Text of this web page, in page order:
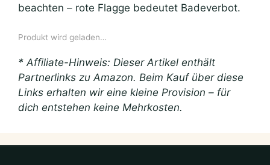
beachten – rote Flagge bedeutet Badeverbot.
Produkt wird geladen…
* Affiliate-Hinweis: Dieser Artikel enthält
Partnerlinks zu Amazon. Beim Kauf über diese
Links erhalten wir eine kleine Provision – für
dich entstehen keine Mehrkosten.